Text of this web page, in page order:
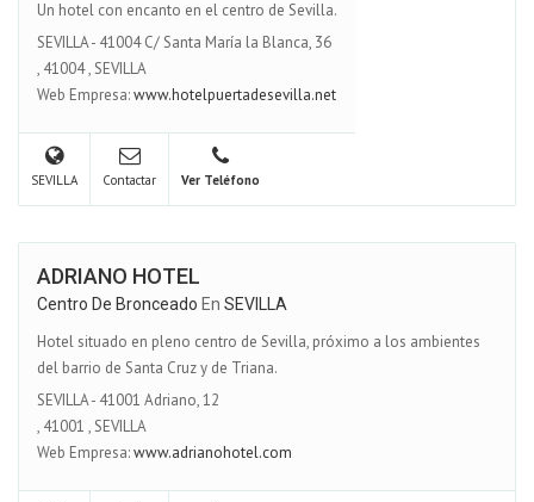
Un hotel con encanto en el centro de Sevilla.
SEVILLA - 41004 C/ Santa María la Blanca, 36
, 41004,SEVILLA
Web Empresa:www.hotelpuertadesevilla.net
SEVILLA Contactar Ver Teléfono
ADRIANO HOTEL
Centro De Bronceado En SEVILLA
Hotel situado en pleno centro de Sevilla, próximo a los ambientes
del barrio de Santa Cruz y de Triana.
SEVILLA - 41001 Adriano, 12
, 41001 ,SEVILLA
Web Empresa:www.adrianohotel.com